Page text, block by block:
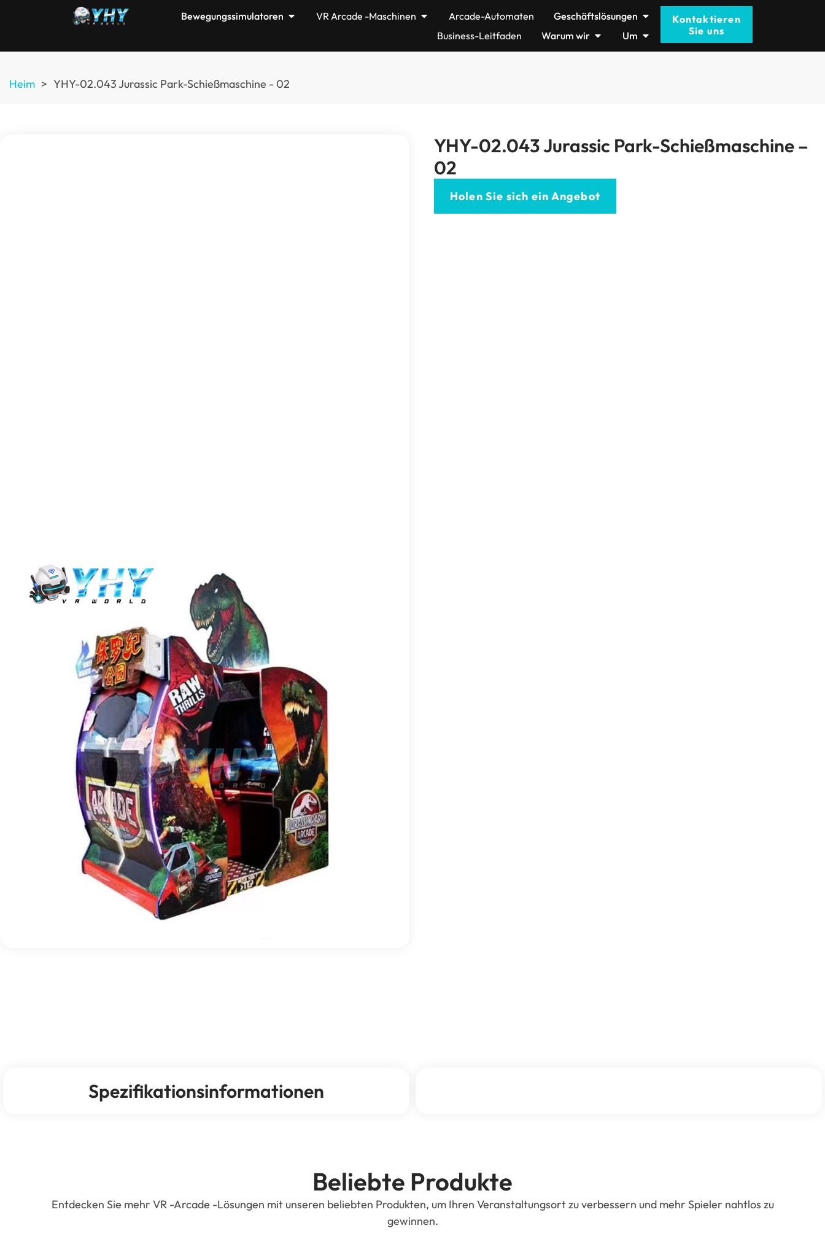
Bewegungssimulatoren VR Arcade -Maschinen Arcade-Automaten
Geschäftslösungen
Business-Leitfaden
Warum wir Um
Kontaktieren
Sie uns
Heim > YHY-02.043 Jurassic Park-Schießmaschine - 02
YHY-02.043 Jurassic Park-Schießmaschine –
02
Holen Sie sich ein Angebot
Spezifikationsinformationen
Beliebte Produkte
Entdecken Sie mehr VR -Arcade -Lösungen mit unseren beliebten Produkten, um Ihren Veranstaltungsort zu verbessern und mehr Spieler nahtlos zu
gewinnen.